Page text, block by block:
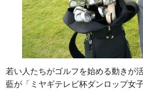
若い人たちがゴルフを始める動きが
藍が「ミヤギテレビ杯ダンロップ女